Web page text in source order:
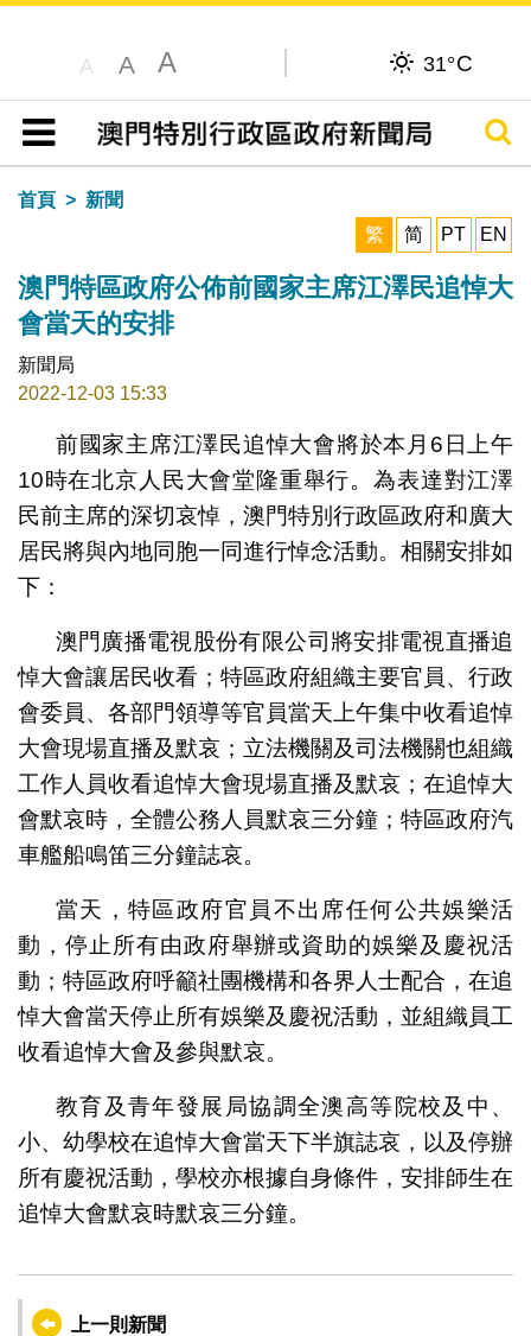
A A A 31°C
目錄
搜尋
首頁
新聞
繁
简 PT EN
澳門特區政府公佈前國家主席江澤民追悼大
會當天的安排
新聞局
2022-12-03 15:33
前國家主席江澤民追悼大會將於本月6日上午
10時在北京人民大會堂隆重舉行。為表達對江澤
民前主席的深切哀悼，澳門特別行政區政府和廣大
居民將與內地同胞一同進行悼念活動。相關安排如
下：
澳門廣播電視股份有限公司將安排電視直播追
悼大會讓居民收看；特區政府組織主要官員、行政
會委員、各部門領導等官員當天上午集中收看追悼
大會現場直播及默哀；立法機關及司法機關也組織
工作人員收看追悼大會現場直播及默哀；在追悼大
會默哀時，全體公務人員默哀三分鐘；特區政府汽
車艦船鳴笛三分鐘誌哀。
當天，特區政府官員不出席任何公共娛樂活
動，停止所有由政府舉辦或資助的娛樂及慶祝活
動；特區政府呼籲社團機構和各界人士配合，在追
悼大會當天停止所有娛樂及慶祝活動，並組織員工
收看追悼大會及參與默哀。
教育及青年發展局協調全澳高等院校及中、
小、幼學校在追悼大會當天下半旗誌哀，以及停辦
所有慶祝活動，學校亦根據自身條件，安排師生在
追悼大會默哀時默哀三分鐘。
上一則新聞